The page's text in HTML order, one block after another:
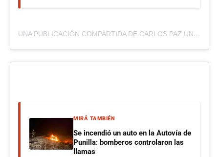
UNA PUBLICACIÓN COMPARTIDA DE CARLOS PAZ UNIDO (@CARLOSPAZUNIDO)
MIRÁ TAMBIÉN
Se incendió un auto en la Autovía de
Punilla: bomberos controlaron las
llamas